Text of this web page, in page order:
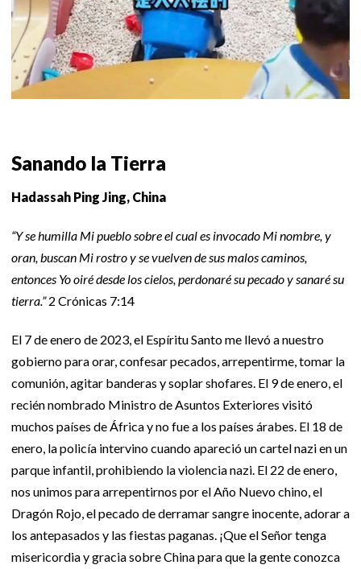
Sanando la Tierra
Hadassah Ping Jing, China
“Y se humilla Mi pueblo sobre el cual es invocado Mi nombre, y
oran, buscan Mi rostro y se vuelven de sus malos caminos,
entonces Yo oiré desde los cielos, perdonaré su pecado y sanaré su
tierra.”2 Crónicas 7:14
El 7 de enero de 2023, el Espíritu Santo me llevó a nuestro
gobierno para orar, confesar pecados, arrepentirme, tomar la
comunión, agitar banderas y soplar shofares. El 9 de enero, el
recién nombrado Ministro de Asuntos Exteriores visitó
muchos países de África y no fue a los países árabes. El 18 de
enero, la policía intervino cuando apareció un cartel nazi en un
parque infantil, prohibiendo la violencia nazi. El 22 de enero,
nos unimos para arrepentirnos por el Año Nuevo chino, el
Dragón Rojo, el pecado de derramar sangre inocente, adorar a
los antepasados y las fiestas paganas. ¡Que el Señor tenga
misericordia y gracia sobre China para que la gente conozca